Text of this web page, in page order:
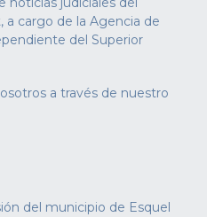
a cargo de la Agencia de
del Superior
a través de nuestro
del municipio de Esquel